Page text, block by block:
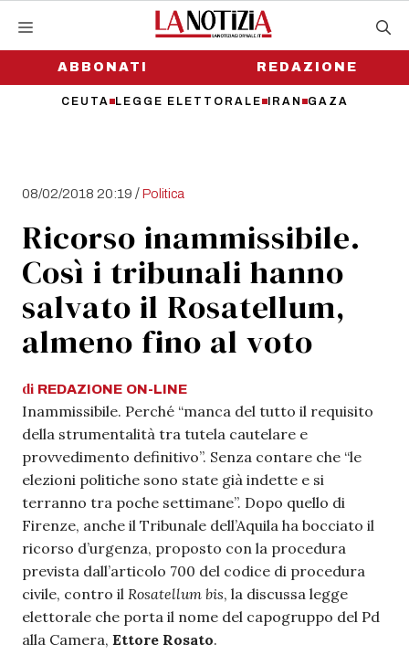
contenutoABBONATI
CEUTA LEGGE ELETTORALE IRAN GAZA
REDAZIONE
08/02/2018 20:19 /Politica
Ricorso inammissibile.
Così i tribunali hanno
salvato il Rosatellum,
almeno fino al voto
di REDAZIONE ON-LINE
Inammissibile. Perché “manca del tutto il requisito
della strumentalità tra tutela cautelare e
provvedimento definitivo”. Senza contare che “le
elezioni politiche sono state già indette e si
terranno tra poche settimane”. Dopo quello di
Firenze, anche il Tribunale dell’Aquila ha bocciato il
ricorso d’urgenza, proposto con la procedura
prevista dall’articolo 700 del codice di procedura
civile, contro il Rosatellum bis, la discussa legge
elettorale che porta il nome del capogruppo del Pd
alla Camera, Ettore Rosato.